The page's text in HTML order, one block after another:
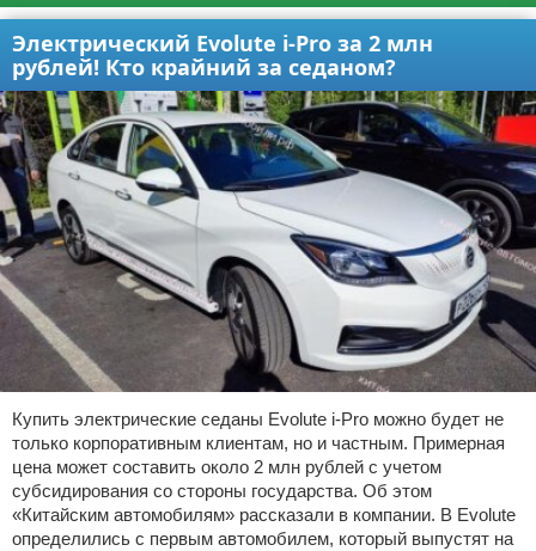
Электрический Evolute i-Pro за 2 млн
рублей! Кто крайний за седаном?
Купить электрические седаны Evolute i-Pro можно будет не
только корпоративным клиентам, но и частным. Примерная
цена может составить около 2 млн рублей с учетом
субсидирования со стороны государства. Об этом
«Китайским автомобилям» рассказали в компании. В Evolute
определились с первым автомобилем, который выпустят на